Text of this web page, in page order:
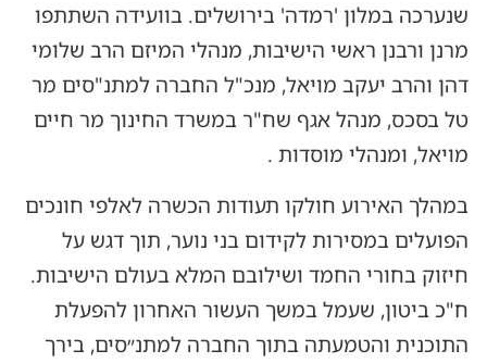
שנערכה במלון 'רמדה' בירושלים. בוועידה השתתפו
מרנן ורבנן ראשי הישיבות, מנהלי המיזם הרב שלומי
דהן והרב יעקב מויאל, מנכ"ל החברה למתנ"סים מר
טל בסכס, מנהל אגף שח"ר במשרד החינוך מר חיים
מויאל, ומנהלי מוסדות .
במהלך האירוע חולקו תעודות הכשרה לאלפי חונכים
הפועלים במסירות לקידום בני נוער, תוך דגש על
חיזוק בחורי החמד ושילובם המלא בעולם הישיבות.
ח"כ ביטון, שעמל במשך העשור האחרון להפעלת
התוכנית והטמעתה בתוך החברה למתנ״סים, בירך